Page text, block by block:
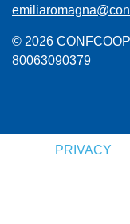
© 2026
80063090379
PRIVACY